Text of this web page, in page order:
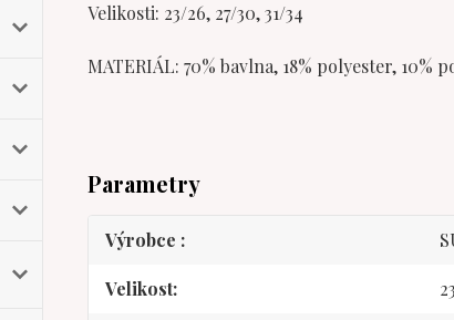
Velikosti: 23/26, 27/30, 31/34
MATERIÁL: 70% bavlna, 18% polyester, 10%
Parametry
Výrobce
Velikost